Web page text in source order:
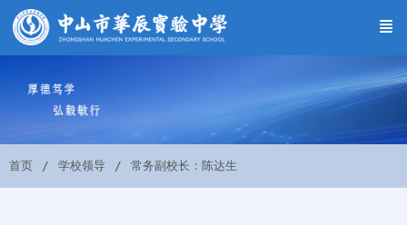
首页 学校领导 常务副校长：陈达生